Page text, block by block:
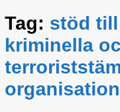
Tag: stöd
kriminella